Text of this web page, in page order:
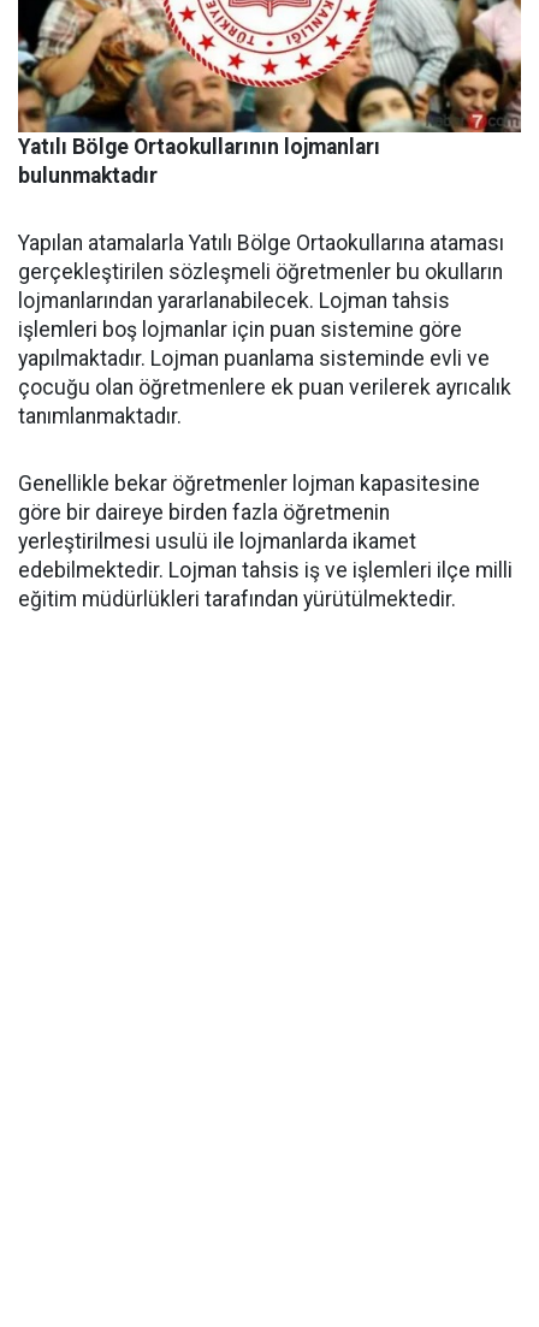
Yatılı Bölge Ortaokullarının lojmanları
bulunmaktadır
Yapılan atamalarla Yatılı Bölge Ortaokullarına ataması
gerçekleştirilen sözleşmeli öğretmenler bu okulların
lojmanlarından yararlanabilecek. Lojman tahsis
işlemleri boş lojmanlar için puan sistemine göre
yapılmaktadır. Lojman puanlama sisteminde evli ve
çocuğu olan öğretmenlere ek puan verilerek ayrıcalık
tanımlanmaktadır.
Genellikle bekar öğretmenler lojman kapasitesine
göre bir daireye birden fazla öğretmenin
yerleştirilmesi usulü ile lojmanlarda ikamet
edebilmektedir. Lojman tahsis iş ve işlemleri ilçe milli
eğitim müdürlükleri tarafından yürütülmektedir.